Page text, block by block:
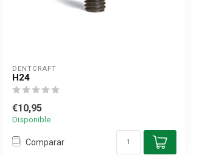
DENTCRAFT
H24
€10,95
Disponible
Comparar